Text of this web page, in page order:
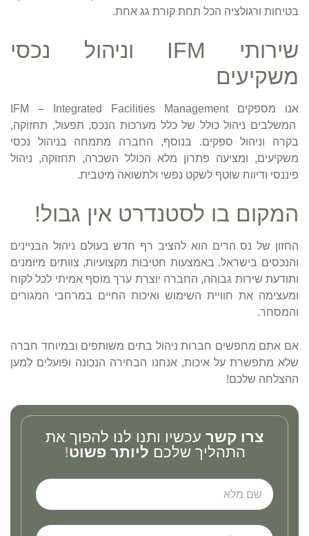
בטיחות ורגולציה הכל תחת קורת גג אחת.
שירותי IFM וניהול נכסי
משקיעים
אנו מספקים IFM – Integrated Facilities Management
המשלבים ניהול כולל של כלל מערכות הנכס, תפעול, תחזוקה,
בקרה וניהול ספקים. בנוסף, החברה מתמחה בניהול נכסי
משקיעים, ומציעה פתרון מלא הכולל השכרה, תחזוקה, ניהול
פיננסי ודיווח שוטף לשקט נפשי ולתשואה מיטבית.
המקום בו לסטנדרט אין גבול!
החזון של נס הרים הוא להציב רף חדש בעולם ניהול הבניינים
והנכסים בישראל. באמצעות חטיבות מקצועיות, צוותים מיומנים
ותודעת שירות גבוהה, החברה יוצרת ערך מוסף אמיתי לכל לקוח
ומעצימה את חוויית השימוש ואיכות החיים במרחבי המגורים
והמסחר.
אם אתם מחפשים חברות ניהול בתים משותפים ובמיוחד חברה
שלא מתפשרת על איכות, אנחנו הבחירה הנכונה ופועלים למען
ההצלחה שלכם!
צרו קשר עכשיו ותנו לנו להפוך את
התהליך שלכם ליותר פשוט!